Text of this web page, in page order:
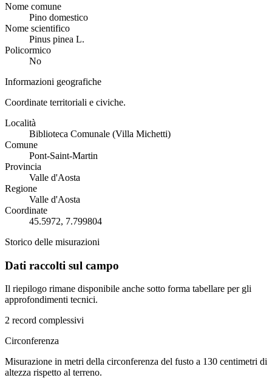
Nome comune
Pino domestico
Nome scientifico
Pinus pinea L.
Policormico
No
Informazioni geografiche
Coordinate territoriali e civiche.
Località
Biblioteca Comunale (Villa Michetti)
Comune
Pont-Saint-Martin
Provincia
Valle d'Aosta
Regione
Valle d'Aosta
Coordinate
45.5972, 7.799804
Storico delle misurazioni
Dati raccolti sul campo
Il riepilogo rimane disponibile anche sotto forma tabellare per gli
approfondimenti tecnici.
2 record complessivi
Circonferenza
Misurazione in metri della circonferenza del fusto a 130 centimetri di
altezza rispetto al terreno.